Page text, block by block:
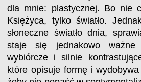
dla mnie: plastycznej. Bo nie
Księżyca, tylko światło.
słoneczne światło dnia,
staje się jednakowo
wybiórcze i silnie
które opisuje formę i